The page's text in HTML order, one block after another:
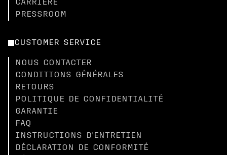
CARRIÈRE
PRESSROOM
CUSTOMER SERVICE
NOUS CONTACTER
CONDITIONS GÉNÉRALES
RETOURS
POLITIQUE DE CONFIDENTIALITÉ
GARANTIE
FAQ
INSTRUCTIONS D'ENTRETIEN
DÉCLARATION DE CONFORMITÉ